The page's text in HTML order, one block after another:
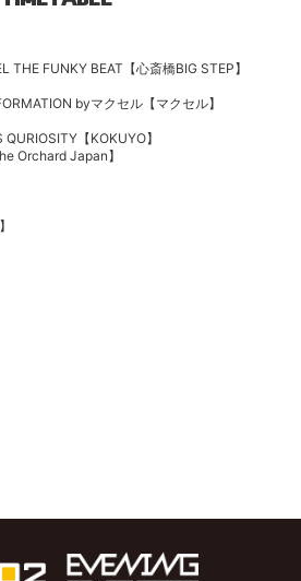
THE FUNKY BEAT【心斎橋BIG STEP】
byマクセル【マクセル】
QURIOSITY 【KOKUYO】
Orchard Japan】